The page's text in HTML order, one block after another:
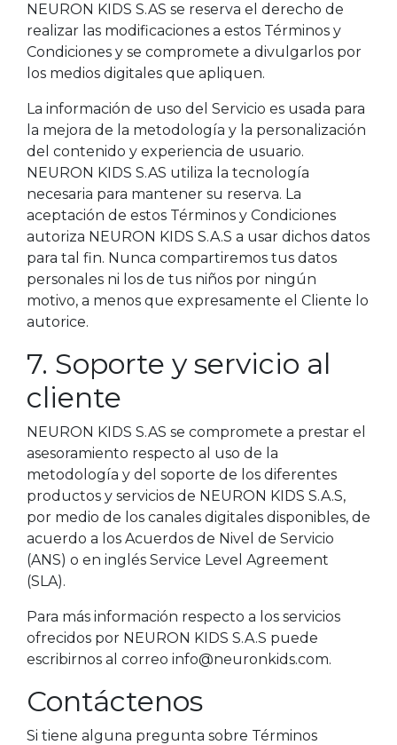
NEURON KIDS S.AS se reserva el derecho de
realizar las modificaciones a estos Términos y
Condiciones y se compromete a divulgarlos por
los medios digitales que apliquen.
La información de uso del Servicio es usada para
la mejora de la metodología y la personalización
del contenido y experiencia de usuario.
NEURON KIDS S.AS utiliza la tecnología
necesaria para mantener su reserva. La
aceptación de estos Términos y Condiciones
autoriza NEURON KIDS S.A.S a usar dichos datos
para tal fin. Nunca compartiremos tus datos
personales ni los de tus niños por ningún
motivo, a menos que expresamente el Cliente lo
autorice.
7. Soporte y servicio al
cliente
NEURON KIDS S.AS se compromete a prestar el
asesoramiento respecto al uso de la
metodología y del soporte de los diferentes
productos y servicios de NEURON KIDS S.A.S,
por medio de los canales digitales disponibles, de
acuerdo a los Acuerdos de Nivel de Servicio
(ANS) o en inglés Service Level Agreement
(SLA).
Para más información respecto a los servicios
ofrecidos por NEURON KIDS S.A.S puede
escribirnos al correo info@neuronkids.com.
Contáctenos
Si tiene alguna pregunta sobre Términos